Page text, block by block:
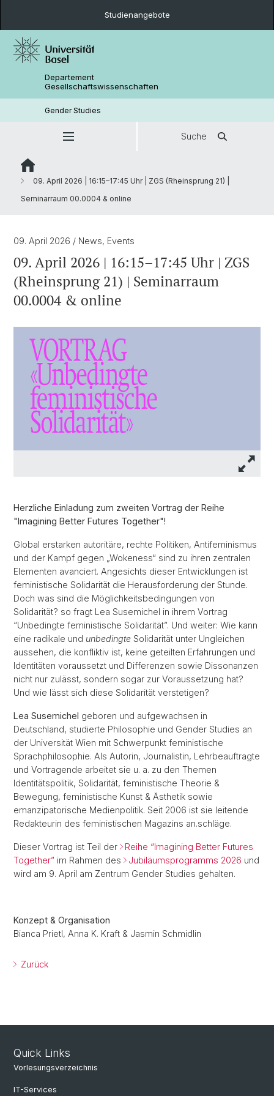
Studienangebote
Departement
Gesellschaftswissenschaften
Gender Studies
Suche
09. April 2026 | 16:15–17:45 Uhr | ZGS (Rheinsprung 21) |
Seminarraum 00.0004 & online
09. April 2026 / News, Events
09. April 2026 | 16:15–17:45 Uhr | ZGS
(Rheinsprung 21) | Seminarraum
00.0004 & online
Herzliche Einladung zum zweiten Vortrag der Reihe
"Imagining Better Futures Together"!
Global erstarken autoritäre, rechte Politiken, Antifeminismus
und der Kampf gegen „Wokeness“ sind zu ihren zentralen
Elementen avanciert. Angesichts dieser Entwicklungen ist
feministische Solidarität die Herausforderung der Stunde.
Doch was sind die Möglichkeitsbedingungen von
Solidarität? so fragt Lea Susemichel in ihrem Vortrag
“Unbedingte feministische Solidarität”. Und weiter: Wie kann
eine radikale und unbedingte Solidarität unter Ungleichen
aussehen, die konfliktiv ist, keine geteilten Erfahrungen und
Identitäten voraussetzt und Differenzen sowie Dissonanzen
nicht nur zulässt, sondern sogar zur Voraussetzung hat?
Und wie lässt sich diese Solidarität verstetigen?
Lea Susemichel geboren und aufgewachsen in
Deutschland, studierte Philosophie und Gender Studies an
der Universität Wien mit Schwerpunkt feministische
Sprachphilosophie. Als Autorin, Journalistin, Lehrbeauftragte
und Vortragende arbeitet sie u. a. zu den Themen
Identitätspolitik, Solidarität, feministische Theorie &
Bewegung, feministische Kunst & Ästhetik sowie
emanzipatorische Medienpolitik. Seit 2006 ist sie leitende
Redakteurin des feministischen Magazins an.schläge.
Dieser Vortrag ist Teil der
Reihe “Imagining Better Futures
Together” im Rahmen des Jubiläumsprogramms 2026 und
wird am 9. April am Zentrum Gender Studies gehalten.
Konzept & Organisation
Bianca Prietl, Anna K. Kraft & Jasmin Schmidlin
Zurück
Quick Links
Vorlesungsverzeichnis
IT-Services